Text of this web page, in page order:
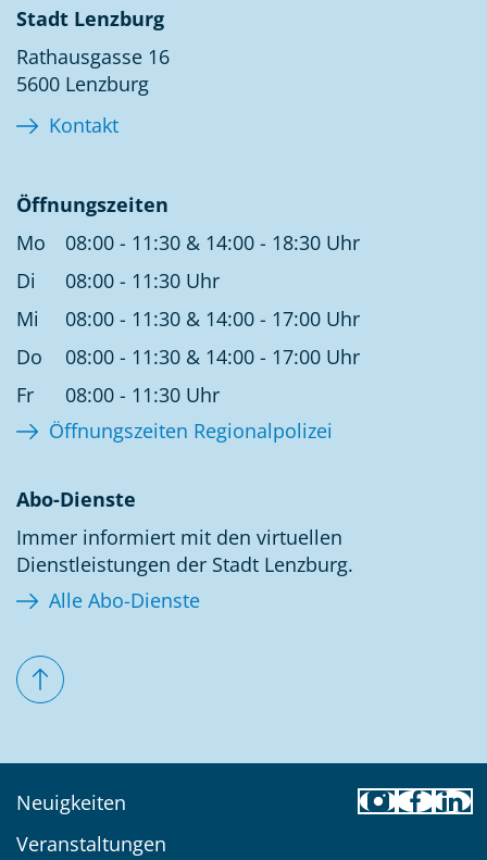
Stadt Lenzburg
Rathausgasse 16
5600 Lenzburg
Kontakt
Öffnungszeiten
Mo
08:00 - 11:30 & 14:00 - 18:30 Uhr
Di
08:00 - 11:30 Uhr
Mi
08:00 - 11:30 & 14:00 - 17:00 Uhr
Do
08:00 - 11:30 & 14:00 - 17:00 Uhr
Fr
08:00 - 11:30 Uhr
Öffnungszeiten Regionalpolizei
Abo-Dienste
Immer informiert mit den virtuellen
Dienstleistungen der Stadt Lenzburg.
Alle Abo-Dienste
Neuigkeiten
Veranstaltungen
Toolbar